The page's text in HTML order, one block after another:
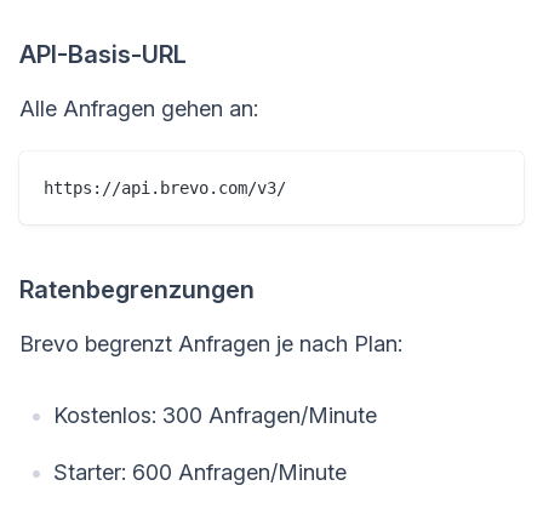
API-Basis-URL
Alle Anfragen gehen an:
Ratenbegrenzungen
Brevo begrenzt Anfragen je nach Plan:
Kostenlos: 300 Anfragen/Minute
Starter: 600 Anfragen/Minute